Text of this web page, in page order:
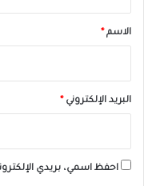
*الاسم*
البريد الإلكتروني*
احفظ اسمي، بريدي